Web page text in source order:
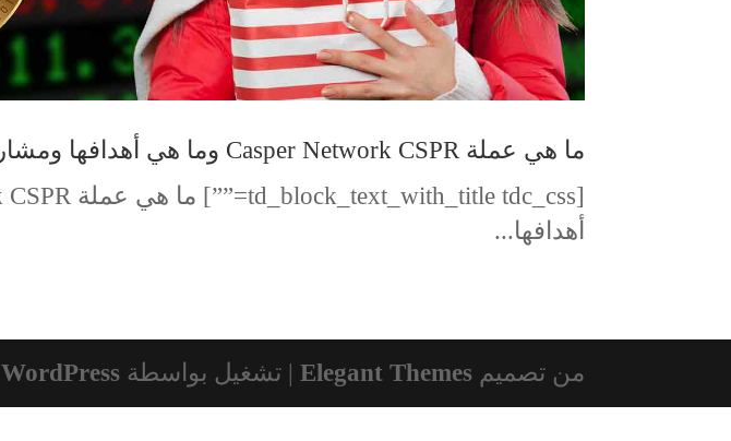
ما هي عملة Casper Network CSPR وما هي أهدافها ومشاريعها
أهدافها...
من تصميمElegant Themes | تشغيل بواسطةWordPress